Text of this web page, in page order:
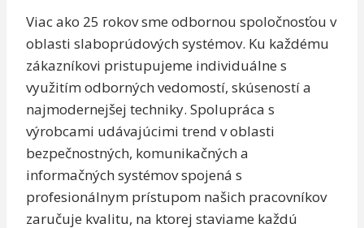
Viac ako 25 rokov sme odbornou spoločnosťou v
oblasti slaboprúdových systémov. Ku každému
zákazníkovi pristupujeme individuálne s
využitím odborných vedomostí, skúseností a
najmodernejšej techniky. Spolupráca s
výrobcami udávajúcimi trend v oblasti
bezpečnostných, komunikačných a
informačných systémov spojená s
profesionálnym prístupom našich pracovníkov
zaručuje kvalitu, na ktorej staviame každú